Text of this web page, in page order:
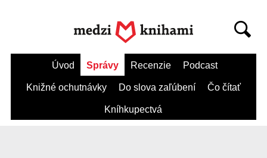
Úvod Správy Recenzie Podcast
Knižné ochutnávky Do slova zaľúbení Čo čítať
Kníhkupectvá